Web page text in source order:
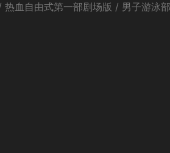
血自由式第一部剧场版 / 男子游泳